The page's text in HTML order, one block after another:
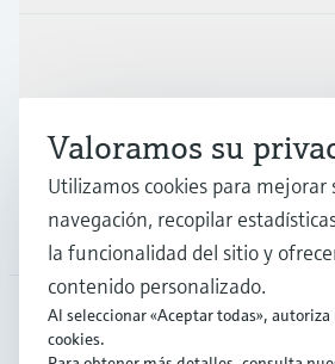
Soporte
Compañía
ESP
Valoramos su
Utilizamos cookies para mejorar
navegación, recopilar
la funcionalidad del sitio y
contenido personalizado.
Al seleccionar «Aceptar todas»,
cookies.